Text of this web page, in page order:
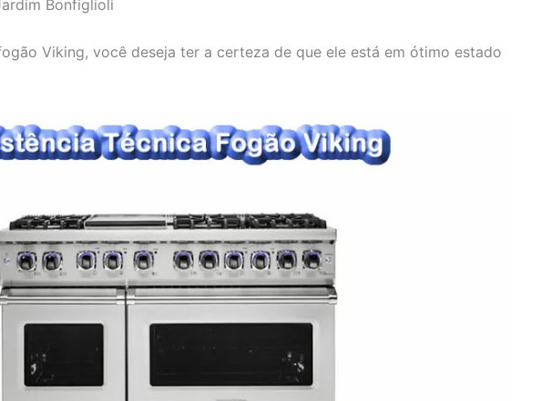
Bonfiglioli
Viking, você deseja ter a certeza de que ele está em ótimo estado